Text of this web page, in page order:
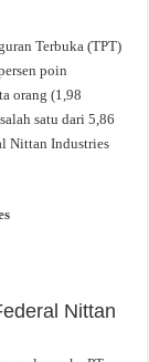
Terbuka (TPT)
poin
orang (1,98
satu dari 5,86
Nittan Industries
Nittan